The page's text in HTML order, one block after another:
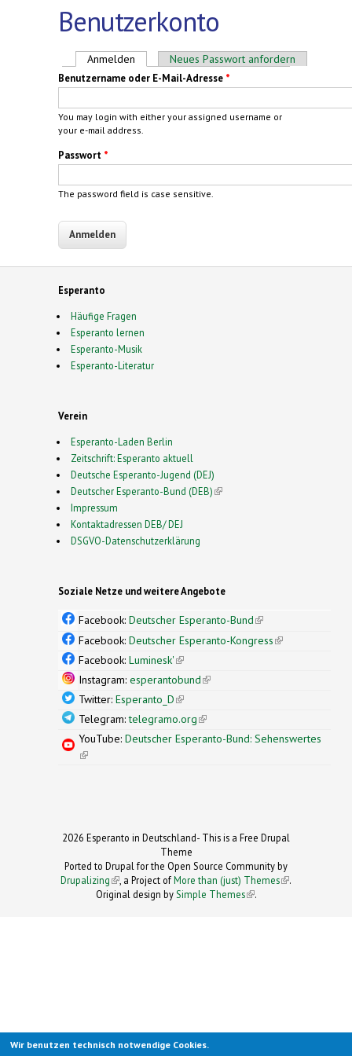
Benutzerkonto
Haupt-Reiter
Anmelden (aktiver Reiter)
Neues Passwort anfordern
Benutzername oder E-Mail-Adresse *
You may login with either your assigned username or
your e-mail address.
Passwort *
The password field is case sensitive.
Esperanto
Häufige Fragen
Esperanto lernen
Esperanto-Musik
Esperanto-Literatur
Verein
Esperanto-Laden Berlin
Zeitschrift: Esperanto aktuell
Deutsche Esperanto-Jugend (DEJ)
Deutscher Esperanto-Bund (DEB)(link is external)
Impressum
Kontaktadressen DEB/ DEJ
DSGVO-Datenschutzerklärung
Soziale Netze und weitere Angebote
Facebook: Deutscher Esperanto-Bund(link is
external)
Facebook: Deutscher Esperanto-Kongress(link is
Facebook: Luminesk'(link is external)
Instagram: esperantobund(link is external)
Twitter: Esperanto_D(link is external)
Telegram:telegramo.org(link is external)
YouTube: Deutscher Esperanto-Bund: Sehenswertes
(link is external)
2026 Esperanto in Deutschland- This is a Free Drupal
Theme
Ported to Drupal for the Open Source Community by
Drupalizing(link is external)
, a Project ofMore than (just) Themes (link is
.
Original design by Simple Themes
(link is
.
Wir benutzen technisch notwendige Cookies.